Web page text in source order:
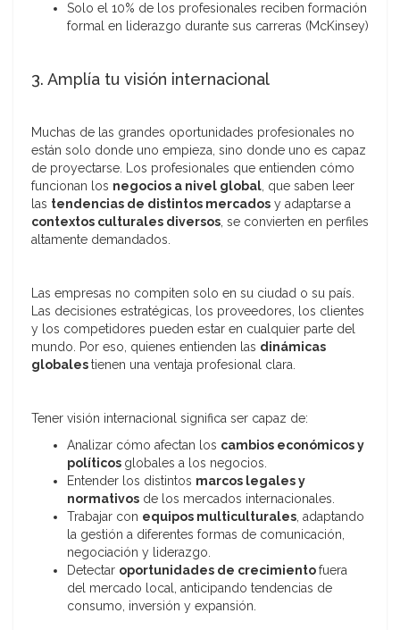
Solo el 10% de los profesionales reciben formación
formal en liderazgo durante sus carreras (McKinsey)
3. Amplía tu visión internacional
Muchas de las grandes oportunidades profesionales no
están solo donde uno empieza, sino donde uno es capaz
de proyectarse. Los profesionales que entienden cómo
funcionan los negocios a nivel global, que saben leer
las tendencias de distintos mercados y adaptarse a
contextos culturales diversos, se convierten en perfiles
altamente demandados.
Las empresas no compiten solo en su ciudad o su país.
Las decisiones estratégicas, los proveedores, los clientes
y los competidores pueden estar en cualquier parte del
mundo. Por eso, quienes entienden las dinámicas
globalestienen una ventaja profesional clara.
Tener visión internacional significa ser capaz de:
Analizar cómo afectan los cambios económicos y
políticos globales a los negocios.
Entender los distintos marcos legales y
normativos de los mercados internacionales.
Trabajar con equipos multiculturales, adaptando
la gestión a diferentes formas de comunicación,
negociación y liderazgo.
Detectar oportunidades de crecimientofuera
del mercado local, anticipando tendencias de
consumo, inversión y expansión.